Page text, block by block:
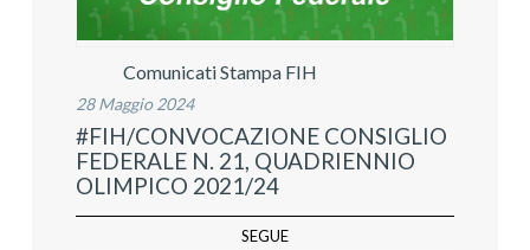
Comunicati Stampa FIH
28 Maggio 2024
#FIH/CONVOCAZIONE CONSIGLIO
FEDERALE N. 21, QUADRIENNIO
OLIMPICO 2021/24
SEGUE